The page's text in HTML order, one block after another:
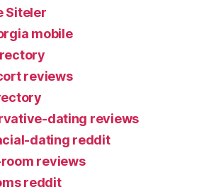
Siteler
mobile
reviews
dating reviews
dating reddit
reviews
reddit